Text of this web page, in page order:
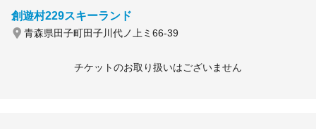
創遊村229スキーランド
青森県田子町田子川代ノ上ミ66-39
チケットのお取り扱いはございません